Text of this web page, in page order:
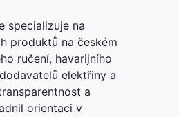
specializuje na
produktů na českém
ručení, havarijního
elektřiny a
a
orientaci v